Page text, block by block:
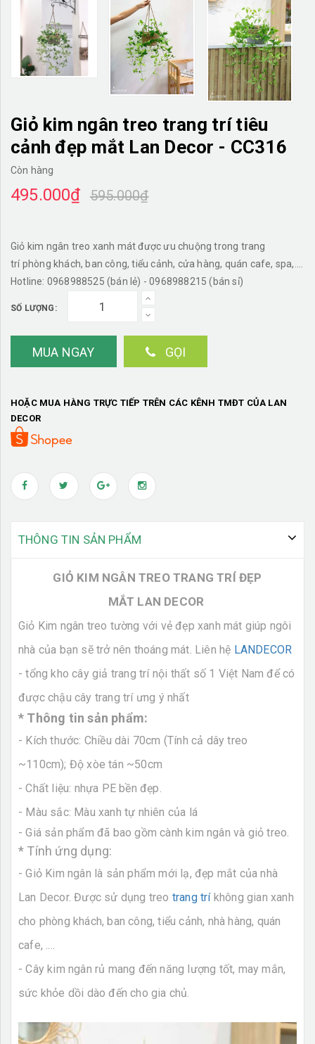
Giỏ kim ngân treo trang trí tiêu
cảnh đẹp mắt Lan Decor - CC316
Còn hàng
495.000₫ 595.000₫
Giỏ kim ngân treo xanh mát được ưu chuộng trong trang
trí phòng khách, ban công, tiểu cảnh, cửa hàng, quán cafe, spa,....
Hotline: 0968988525 (bán lẻ) - 0968988215 (bán sỉ)
SỐ LƯỢNG:
MUA NGAY GỌI
HOẶC MUA HÀNG TRỰC TIẾP TRÊN CÁC KÊNH TMĐT CỦA LAN
DECOR
THÔNG TIN SẢN PHẨM
GIỎ KIM NGÂN TREO TRANG TRÍ ĐẸP
MẮT LAN DECOR
Giỏ Kim ngân treo tường với vẻ đẹp xanh mát giúp ngôi
nhà của bạn sẽ trở nên thoáng mát. Liên hệ LANDECOR
- tổng kho cây giả trang trí nội thất số 1 Việt Nam để có
được chậu cây trang trí ưng ý nhất
* Thông tin sản phẩm:
- Kích thước: Chiều dài 70cm (Tính cả dây treo
~110cm); Độ xòe tán ~50cm
- Chất liệu: nhựa PE bền đẹp.
- Màu sắc: Màu xanh tự nhiên của lá
- Giá sản phẩm đã bao gồm cành kim ngân và giỏ treo.
* Tính ứng dụng:
- Giỏ Kim ngân là sản phẩm mới lạ, đẹp mắt của nhà
Lan Decor. Được sử dụng treo trang tríkhông gian xanh
cho phòng khách, ban công, tiểu cảnh, nhà hàng, quán
cafe, ....
- Cây kim ngân rủ mang đến năng lượng tốt, may mắn,
sức khỏe dồi dào đến cho gia chủ.